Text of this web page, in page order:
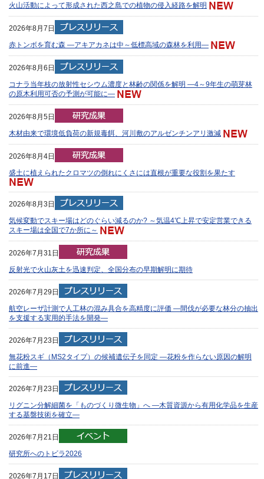
火山活動によって形成された西之島での植物の侵入経路を解明
2026年8月7日
赤トンボを育む森 —アキアカネは中～低標高域の森林を利用—
2026年8月6日
コナラ当年枝の放射性セシウム濃度と林齢の関係を解明 —4～9年生の萌芽林
の原木利用可否の予測が可能に—
2026年8月5日
木材由来で環境低負荷の新規毒餌、河川敷のアルゼンチンアリ激減
2026年8月4日
盛土に植えられたクロマツの倒れにくさには直根が重要な役割を果たす
2026年8月3日
気候変動でスキー場はどのぐらい減るのか? ～気温4℃上昇で安定営業できる
スキー場は全国で7か所に～
2026年7月31日
反射光で火山灰土を迅速判定、全国分布の早期解明に期待
2026年7月29日
航空レーザ計測で人工林の混み具合を高精度に評価 —間伐が必要な林分の抽出
を支援する実用的手法を開発—
2026年7月23日
無花粉スギ（MS2タイプ）の候補遺伝子を同定 —花粉を作らない原因の解明
に前進—
2026年7月23日
リグニン分解細菌を「ものづくり微生物」へ —木質資源から有用化学品を生産
する基盤技術を確立—
2026年7月21日
研究所へのトビラ2026
2026年7月17日